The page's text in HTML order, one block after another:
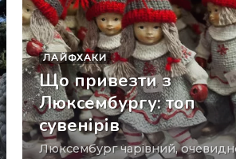
ЛАЙФХАКИ
Що привезти з
Люксембургу: топ
сувенірів
Люксембург чарівний, очевидно,